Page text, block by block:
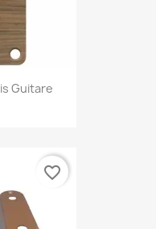
Guitare
favorite_border